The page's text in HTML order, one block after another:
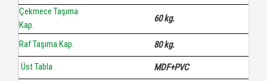
Çekmece Taşıma
Kap.
60 kg.
Raf Taşıma Kap. 80 kg.
Üst Tabla MDF+PVC